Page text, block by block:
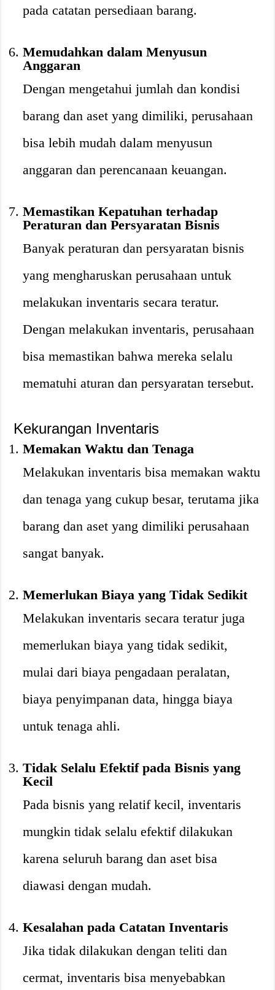
pada catatan persediaan barang.
Memudahkan dalam Menyusun
Anggaran
Dengan mengetahui jumlah dan kondisi
barang dan aset yang dimiliki, perusahaan
bisa lebih mudah dalam menyusun
anggaran dan perencanaan keuangan.
Memastikan Kepatuhan terhadap
Peraturan dan Persyaratan Bisnis
Banyak peraturan dan persyaratan bisnis
yang mengharuskan perusahaan untuk
melakukan inventaris secara teratur.
Dengan melakukan inventaris, perusahaan
bisa memastikan bahwa mereka selalu
mematuhi aturan dan persyaratan tersebut.
Kekurangan Inventaris
Memakan Waktu dan Tenaga
Melakukan inventaris bisa memakan waktu
dan tenaga yang cukup besar, terutama jika
barang dan aset yang dimiliki perusahaan
sangat banyak.
Memerlukan Biaya yang Tidak Sedikit
Melakukan inventaris secara teratur juga
memerlukan biaya yang tidak sedikit,
mulai dari biaya pengadaan peralatan,
biaya penyimpanan data, hingga biaya
untuk tenaga ahli.
Tidak Selalu Efektif pada Bisnis yang
Kecil
Pada bisnis yang relatif kecil, inventaris
mungkin tidak selalu efektif dilakukan
karena seluruh barang dan aset bisa
diawasi dengan mudah.
Kesalahan pada Catatan Inventaris
Jika tidak dilakukan dengan teliti dan
cermat, inventaris bisa menyebabkan